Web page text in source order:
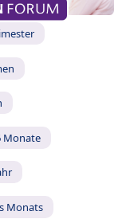
Monate
Monats